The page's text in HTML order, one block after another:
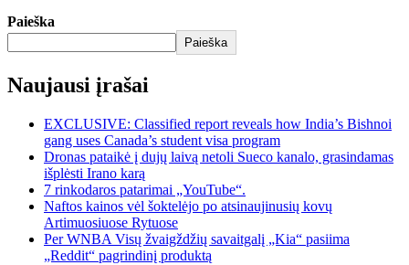
Paieška
Paieška
Naujausi įrašai
EXCLUSIVE: Classified report reveals how India’s Bishnoi
gang uses Canada’s student visa program
Dronas pataikė į dujų laivą netoli Sueco kanalo, grasindamas
išplėsti Irano karą
7 rinkodaros patarimai „YouTube“.
Naftos kainos vėl šoktelėjo po atsinaujinusių kovų
Artimuosiuose Rytuose
Per WNBA Visų žvaigždžių savaitgalį „Kia“ pasiima
„Reddit“ pagrindinį produktą